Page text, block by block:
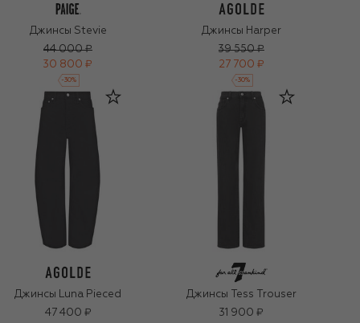
Джинсы Stevie
44 000 ₽
30 800 ₽
-30%
Джинсы Harper
39 550 ₽
27 700 ₽
-30%
Джинсы Luna Pieced
47 400 ₽
Джинсы Tess Trouser
31 900 ₽